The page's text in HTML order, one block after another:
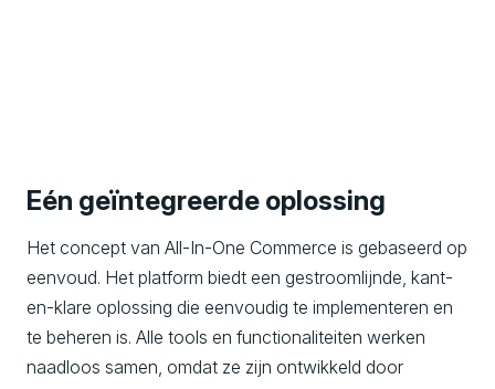
Eén geïntegreerde oplossing
Het concept van All-In-One Commerce is gebaseerd op
eenvoud. Het platform biedt een gestroomlijnde, kant-
en-klare oplossing die eenvoudig te implementeren en
te beheren is. Alle tools en functionaliteiten werken
naadloos samen, omdat ze zijn ontwikkeld door